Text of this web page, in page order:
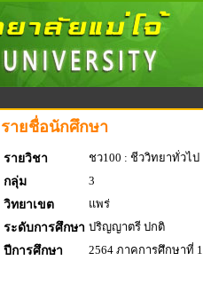
รายชื่อนักศึกษา
รายวิชา
ชว100 : ชีววิทยาทั่วไป
กลุ่ม
3
วิทยาเขต
แพร่
ระดับการศึกษา ปริญญาตรี ปกติ
ปีการศึกษา
2564 ภาคการศึกษาที่ 1